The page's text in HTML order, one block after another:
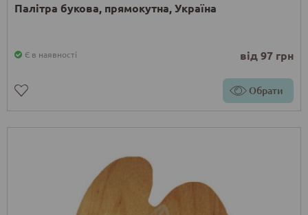
Палітра букова, прямокутна, Україна
Є в наявності від 97 грн
Обрати